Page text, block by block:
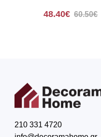
48.40€ 60.50€
210 331 4720